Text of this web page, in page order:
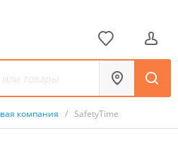
компания / SafetyTime